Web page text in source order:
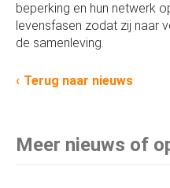
beperking en hun netwerk
levensfasen zodat zij naar
de samenleving.
Terug naar nieuws
Meer nieuws of